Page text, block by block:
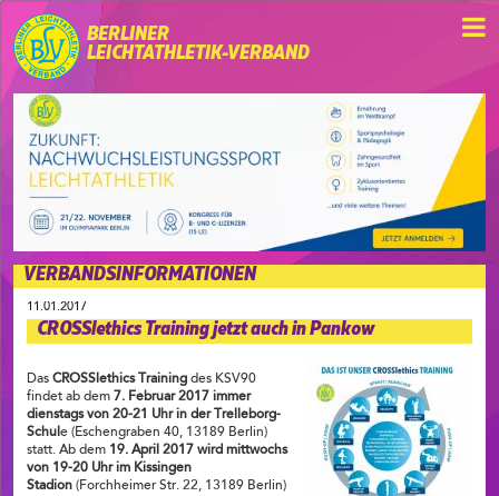
BERLINER
LEICHTATHLETIK-VERBAND
VERBANDSINFORMATIONEN
11.01.2017
CROSSlethics Training jetzt auch in Pankow
Das CROSSlethics Training des KSV90
findet ab dem 7. Februar 2017 immer
dienstags von 20-21 Uhr in der Trelleborg-
Schul e (Eschengraben 40, 13189 Berlin)
statt. Ab dem 19. April 2017 wird mittwochs
von 19-20 Uhr im Kissingen
Stadion (Forchheimer Str. 22, 13189 Berlin)